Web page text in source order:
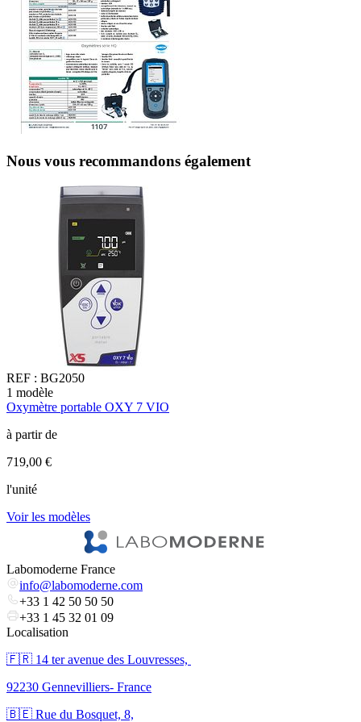
Nous vous recommandons également
REF : BG2050
1 modèle
Oxymètre portable OXY 7 VIO
à partir de
719,00 €
l'unité
Voir les modèles
Labomoderne France
info@labomoderne.com
+33 1 42 50 50 50
+33 1 45 32 01 09
Localisation
🇫🇷 ​14 ter avenue des Louvresses,
92230 Gennevilliers- France
🇧🇪 Rue du Bosquet, 8,